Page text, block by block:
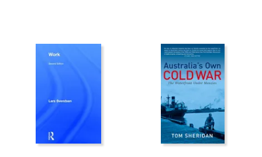
15%
dcto.
40%
dcto.